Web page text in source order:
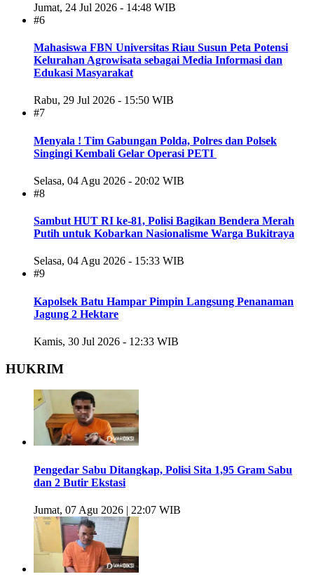
Jumat, 24 Jul 2026 - 14:48 WIB
#6
Mahasiswa FBN Universitas Riau Susun Peta Potensi
Kelurahan Agrowisata sebagai Media Informasi dan
Edukasi Masyarakat
Rabu, 29 Jul 2026 - 15:50 WIB
#7
Menyala ! Tim Gabungan Polda, Polres dan Polsek
Singingi Kembali Gelar Operasi PETI
Selasa, 04 Agu 2026 - 20:02 WIB
#8
Sambut HUT RI ke-81, Polisi Bagikan Bendera Merah
Putih untuk Kobarkan Nasionalisme Warga Bukitraya
Selasa, 04 Agu 2026 - 15:33 WIB
#9
Kapolsek Batu Hampar Pimpin Langsung Penanaman
Jagung 2 Hektare
Kamis, 30 Jul 2026 - 12:33 WIB
HUKRIM
Pengedar Sabu Ditangkap, Polisi Sita 1,95 Gram Sabu
dan 2 Butir Ekstasi
Jumat, 07 Agu 2026 | 22:07 WIB